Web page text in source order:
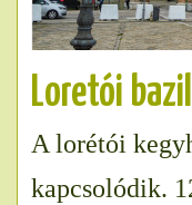
Loretói
A lorétói
kapcsolódik.